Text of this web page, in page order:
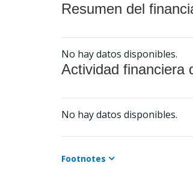
Resumen del
No hay datos disponibles.
Actividad financiera
No hay datos disponibles.
Footnotes